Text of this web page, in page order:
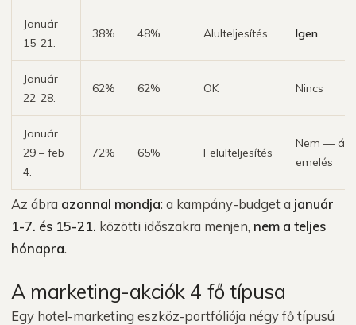
Január
15-21.
38% 48% Alulteljesítés Igen
Január
22-28.
62% 62% OK Nincs
Január
29 – feb
4.
72% 65% Felülteljesítés
Nem — ár-
emelés
Az ábra azonnal mondja: a kampány-budget a január
1-7. és 15-21. közötti időszakra menjen, nem a teljes
hónapra.
A marketing-akciók 4 fő típusa
Egy hotel-marketing eszköz-portfóliója négy fő típusú